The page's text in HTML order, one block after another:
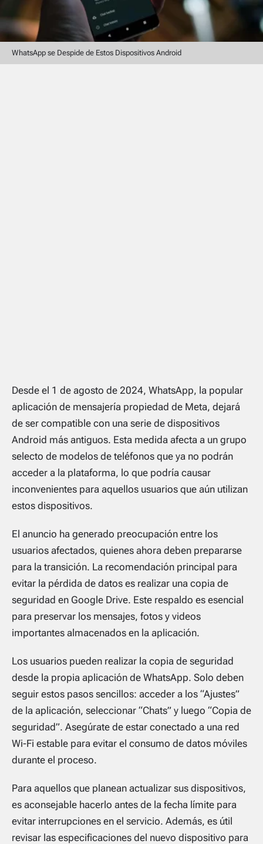
WhatsApp se Despide de Estos Dispositivos Android
Desde el 1 de agosto de 2024, WhatsApp, la popular
aplicación de mensajería propiedad de Meta, dejará
de ser compatible con una serie de dispositivos
Android más antiguos. Esta medida afecta a un grupo
selecto de modelos de teléfonos que ya no podrán
acceder a la plataforma, lo que podría causar
inconvenientes para aquellos usuarios que aún utilizan
estos dispositivos.
El anuncio ha generado preocupación entre los
usuarios afectados, quienes ahora deben prepararse
para la transición. La recomendación principal para
evitar la pérdida de datos es realizar una copia de
seguridad en Google Drive. Este respaldo es esencial
para preservar los mensajes, fotos y videos
importantes almacenados en la aplicación.
Los usuarios pueden realizar la copia de seguridad
desde la propia aplicación de WhatsApp. Solo deben
seguir estos pasos sencillos: acceder a los “Ajustes”
de la aplicación, seleccionar “Chats” y luego “Copia de
seguridad”. Asegúrate de estar conectado a una red
Wi-Fi estable para evitar el consumo de datos móviles
durante el proceso.
Para aquellos que planean actualizar sus dispositivos,
es aconsejable hacerlo antes de la fecha límite para
evitar interrupciones en el servicio. Además, es útil
revisar las especificaciones del nuevo dispositivo para